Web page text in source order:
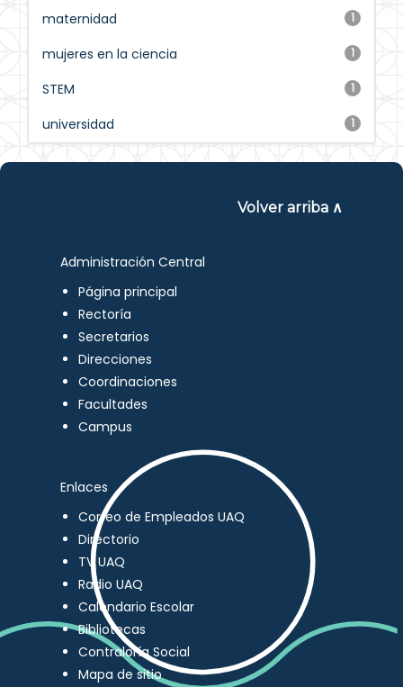
1
maternidad
1
mujeres en la ciencia
1
STEM
1
universidad
Volver arriba ∧
Administración Central
Página principal
Rectoría
Secretarios
Direcciones
Coordinaciones
Facultades
Campus
Enlaces
Correo de Empleados UAQ
Directorio
TV UAQ
Radio UAQ
Calendario Escolar
Bibliotecas
Contraloría Social
Mapa de sitio